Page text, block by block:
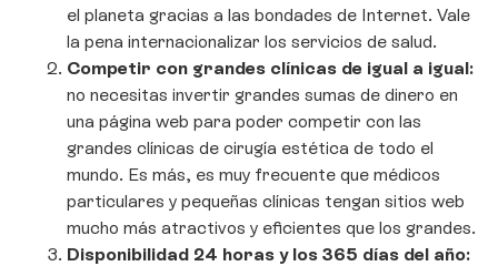
el planeta gracias a las bondades de Internet. Vale
la pena internacionalizar los servicios de salud.
Competir con grandes clínicas de igual a igual:
no necesitas invertir grandes sumas de dinero en
una página web para poder competir con las
grandes clínicas de cirugía estética de todo el
mundo. Es más, es muy frecuente que médicos
particulares y pequeñas clínicas tengan sitios web
mucho más atractivos y eficientes que los grandes.
Disponibilidad 24 horas y los 365 días del año: